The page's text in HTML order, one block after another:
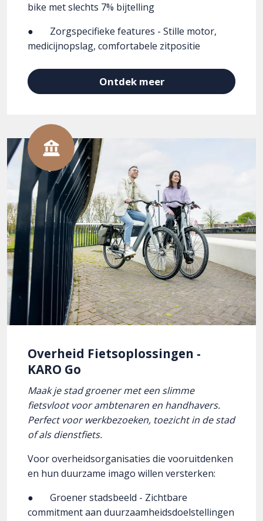
bike met slechts 7% bijtelling
● Zorgspecifieke features - Stille motor,
medicijnopslag, comfortabele zitpositie
Ontdek meer
Overheid Fietsoplossingen -
KARO Go
Maak je stad groener met een slimme
fietsvloot voor ambtenaren en handhavers.
Perfect voor werkbezoeken, toezicht in de stad
of als dienstfiets.
Voor overheidsorganisaties die vooruitdenken
en hun duurzame imago willen versterken:
● Groener stadsbeeld - Zichtbare
commitment aan duurzaamheidsdoelstellingen